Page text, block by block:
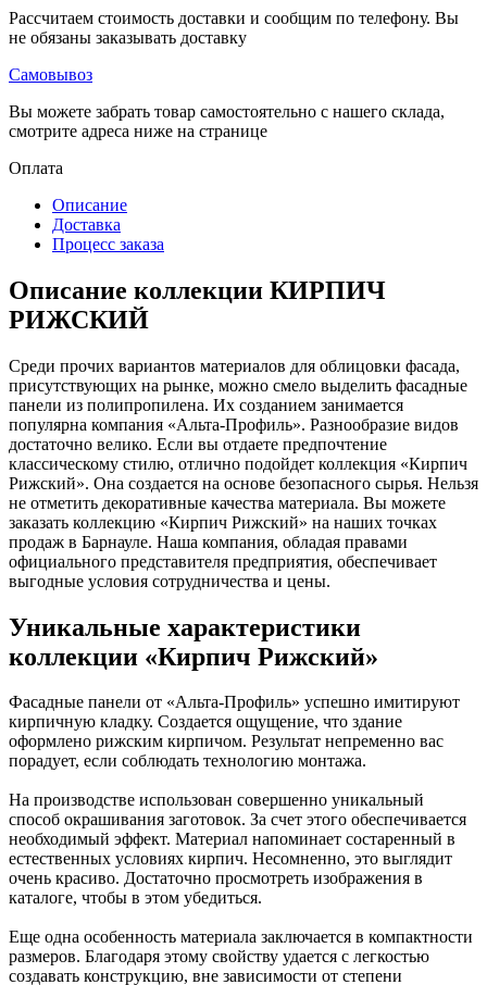
Рассчитаем стоимость доставки и сообщим по телефону. Вы
не обязаны заказывать доставку
Самовывоз
Вы можете забрать товар самостоятельно с нашего склада,
смотрите адреса ниже на странице
Оплата
Описание
Доставка
Процесс заказа
Описание коллекции КИРПИЧ
РИЖСКИЙ
Среди прочих вариантов материалов для облицовки фасада,
присутствующих на рынке, можно смело выделить фасадные
панели из полипропилена. Их созданием занимается
популярна компания «Альта-Профиль». Разнообразие видов
достаточно велико. Если вы отдаете предпочтение
классическому стилю, отлично подойдет коллекция «Кирпич
Рижский». Она создается на основе безопасного сырья. Нельзя
не отметить декоративные качества материала. Вы можете
заказать коллекцию «Кирпич Рижский» на наших точках
продаж в Барнауле. Наша компания, обладая правами
официального представителя предприятия, обеспечивает
выгодные условия сотрудничества и цены.
Уникальные характеристики
коллекции «Кирпич Рижский»
Фасадные панели от «Альта-Профиль» успешно имитируют
кирпичную кладку. Создается ощущение, что здание
оформлено рижским кирпичом. Результат непременно вас
порадует, если соблюдать технологию монтажа.
На производстве использован совершенно уникальный
способ окрашивания заготовок. За счет этого обеспечивается
необходимый эффект. Материал напоминает состаренный в
естественных условиях кирпич. Несомненно, это выглядит
очень красиво. Достаточно просмотреть изображения в
каталоге, чтобы в этом убедиться.
Еще одна особенность материала заключается в компактности
размеров. Благодаря этому свойству удается с легкостью
создавать конструкцию, вне зависимости от степени